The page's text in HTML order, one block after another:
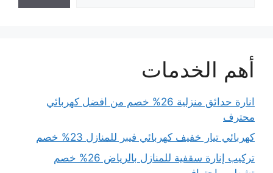
أهم الخدمات
انارة حدائق منزلية 26% خصم من افضل كهربائي
محترف
كهربائي تيار خفيف كهربائي فيبر للمنازل 23% خصم
تركيب إنارة سقفية للمنازل بالرياض 26% خصم